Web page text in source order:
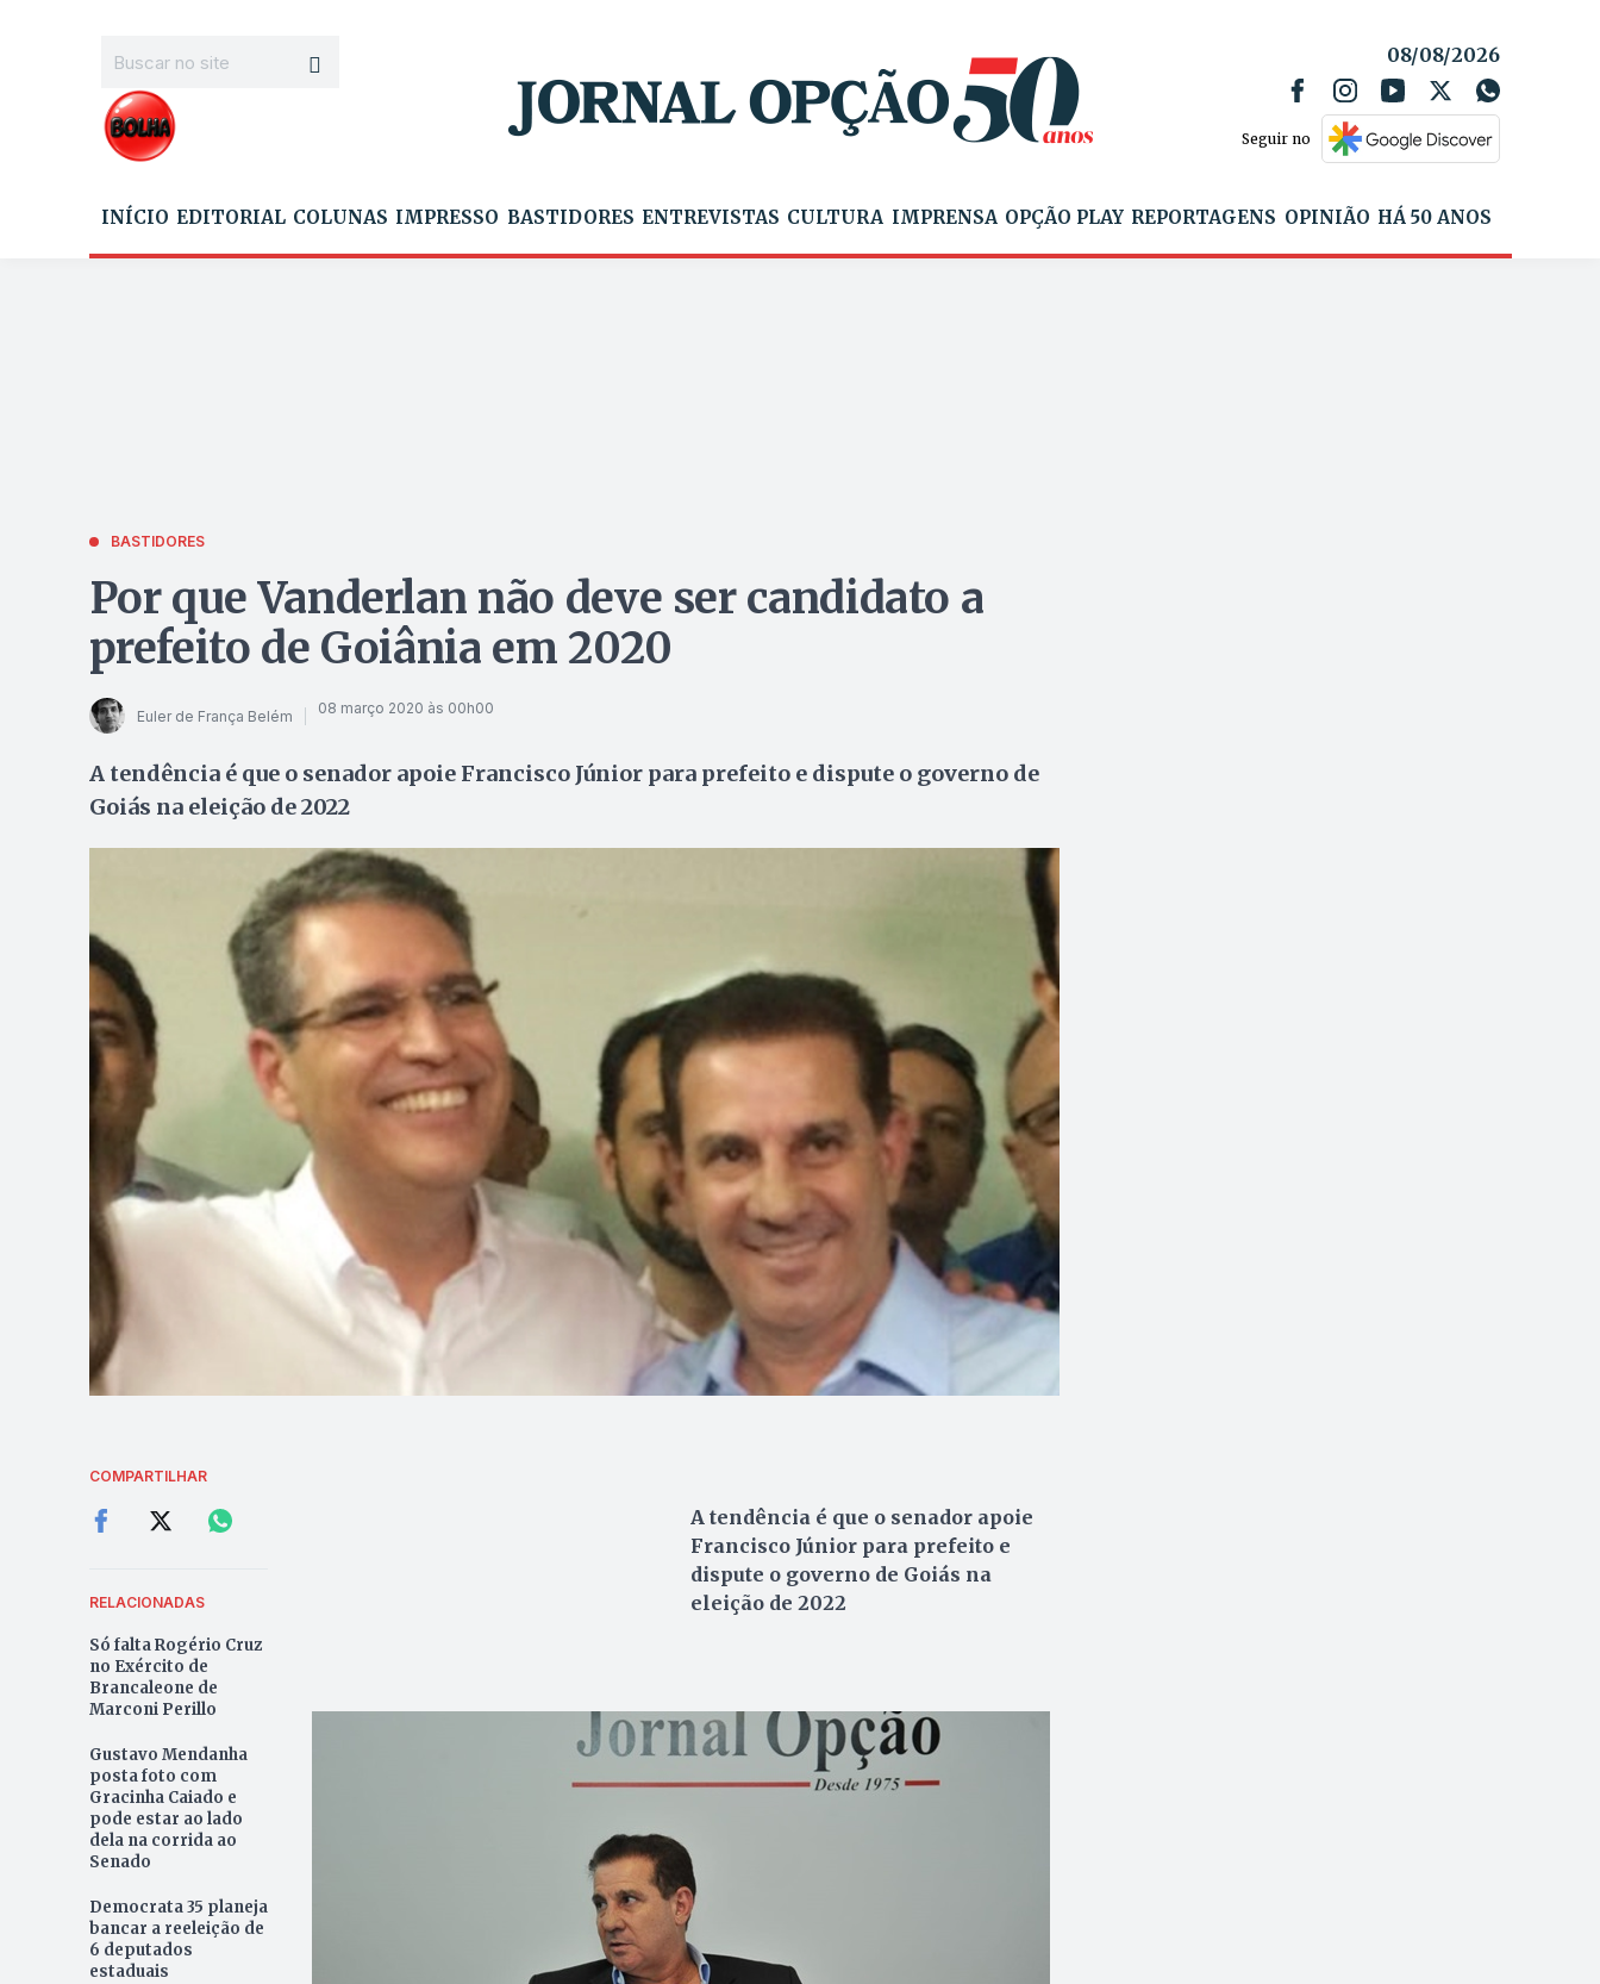
08/08/2026
Seguir no
INÍCIO EDITORIAL COLUNAS IMPRESSO BASTIDORES ENTREVISTAS CULTURA IMPRENSA OPÇÃO PLAY REPORTAGENS OPINIÃO HÁ 50 ANOS
BASTIDORES
Por que Vanderlan não deve ser candidato a
prefeito de Goiânia em 2020
Euler de França Belém 08 março 2020 às 00h00
A tendência é que o senador apoie Francisco Júnior para prefeito e dispute o governo de
Goiás na eleição de 2022
COMPARTILHAR
RELACIONADAS
Só falta Rogério Cruz
no Exército de
Brancaleone de
Marconi Perillo
Gustavo Mendanha
posta foto com
Gracinha Caiado e
pode estar ao lado
dela na corrida ao
Senado
Democrata 35 planeja
bancar a reeleição de
6 deputados
estaduais
A tendência é que o senador apoie
Francisco Júnior para prefeito e
dispute o governo de Goiás na
eleição de 2022